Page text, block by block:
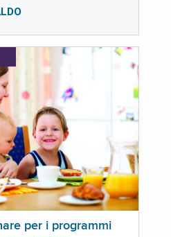
per i programmi